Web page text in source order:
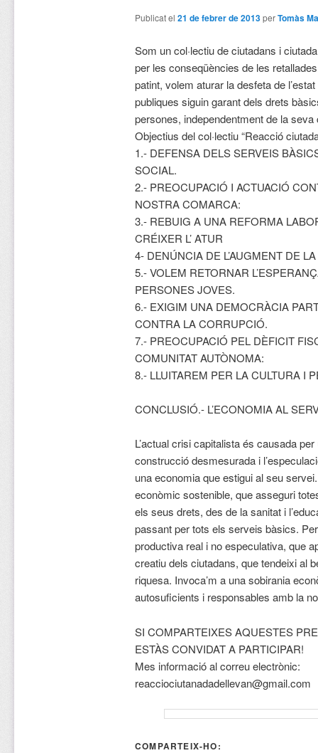
Publicat el 21 de febrer de 2013perTomàs
Som un col·lectiu de ciutadans i
per les conseqüències de les
patint, volem aturar la desfeta de
publiques siguin garant dels drets
persones, independentment de la
Objectius del col·lectiu “Reacció
1.- DEFENSA DELS SERVEIS
SOCIAL.
2.- PREOCUPACIÓ I ACTUACIÓ
NOSTRA COMARCA:
3.- REBUIG A UNA REFORMA
CRÉIXER L’ ATUR
4- DENÚNCIA DE L’AUGMENT DE
5.- VOLEM RETORNAR
PERSONES JOVES.
6.- EXIGIM UNA DEMOCRÀCIA
CONTRA LA CORRUPCIÓ.
7.- PREOCUPACIÓ PEL DÈFICIT
COMUNITAT AUTÒNOMA:
8.- LLUITAREM PER LA CULTURA I
CONCLUSIÓ.- L’ECONOMIA AL
L’actual crisi capitalista és causada
construcció desmesurada i
una economia que estigui al seu
econòmic sostenible, que asseguri
els seus drets, des de la sanitat i
passant per tots els serveis bàsics.
productiva real i no especulativa, que
creatiu dels ciutadans, que tendeixi al
riquesa. Invoca’m a una sobirania
autosuficients i responsables amb la
SI COMPARTEIXES AQUESTES
ESTÀS CONVIDAT A PARTICIPAR!
Mes informació al correu electrònic:
reacciociutanadadellevan@gmail.com
COMPARTEIX-HO: